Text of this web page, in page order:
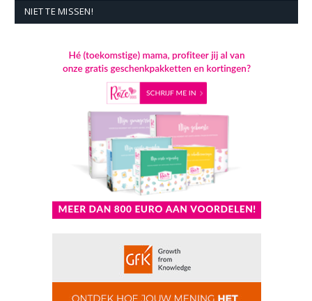
NIET TE MISSEN!